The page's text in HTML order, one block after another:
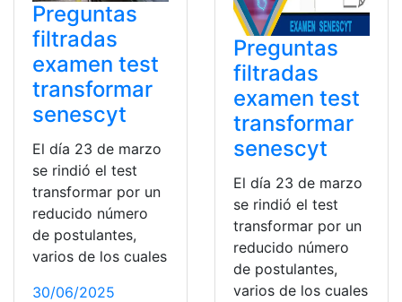
Preguntas
filtradas
examen test
transformar
senescyt
El día 23 de marzo
se rindió el test
transformar por un
reducido número
de postulantes,
varios de los cuales
30/06/2025
Preguntas
filtradas
examen test
transformar
senescyt
El día 23 de marzo
se rindió el test
transformar por un
reducido número
de postulantes,
varios de los cuales